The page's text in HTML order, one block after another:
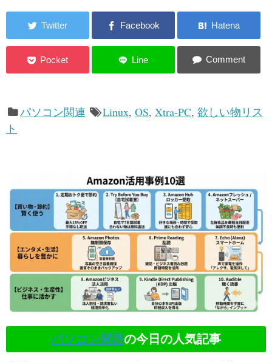
パソコン関連 Linux,OS,Xtra-PC,欲しい物リス
ト
パソコン関連の今日の人気記事